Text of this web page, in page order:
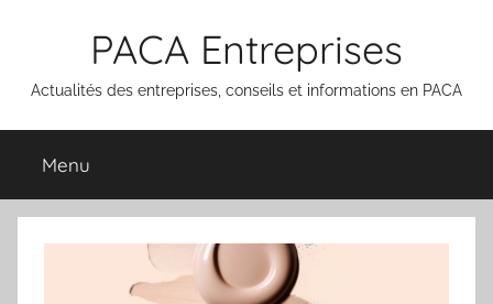
PACA Entreprises
Actualités des entreprises, conseils et informations en PACA
Menu